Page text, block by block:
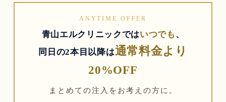
ANYTIME OFFER
青山エルクリニックではいつでも 、
同日の2本目以降は通常料金より
20%OFF
まとめての注入をお考えの方に。